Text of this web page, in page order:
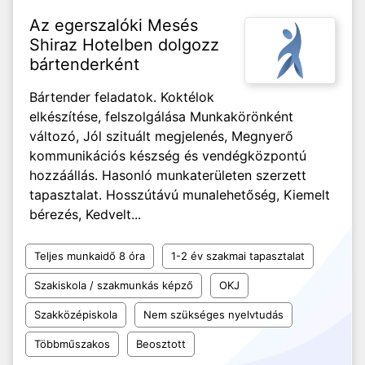
Az egerszalóki Mesés
Shiraz Hotelben dolgozz
bártenderként
Bártender feladatok. Koktélok
elkészítése, felszolgálása Munkakörönként
változó, Jól szituált megjelenés, Megnyerő
kommunikációs készség és vendégközpontú
hozzáállás. Hasonló munkaterületen szerzett
tapasztalat. Hosszútávú munalehetőség, Kiemelt
bérezés, Kedvelt...
Teljes munkaidő 8 óra 1-2 év szakmai tapasztalat
Szakiskola / szakmunkás képző OKJ
Szakközépiskola Nem szükséges nyelvtudás
Többműszakos Beosztott